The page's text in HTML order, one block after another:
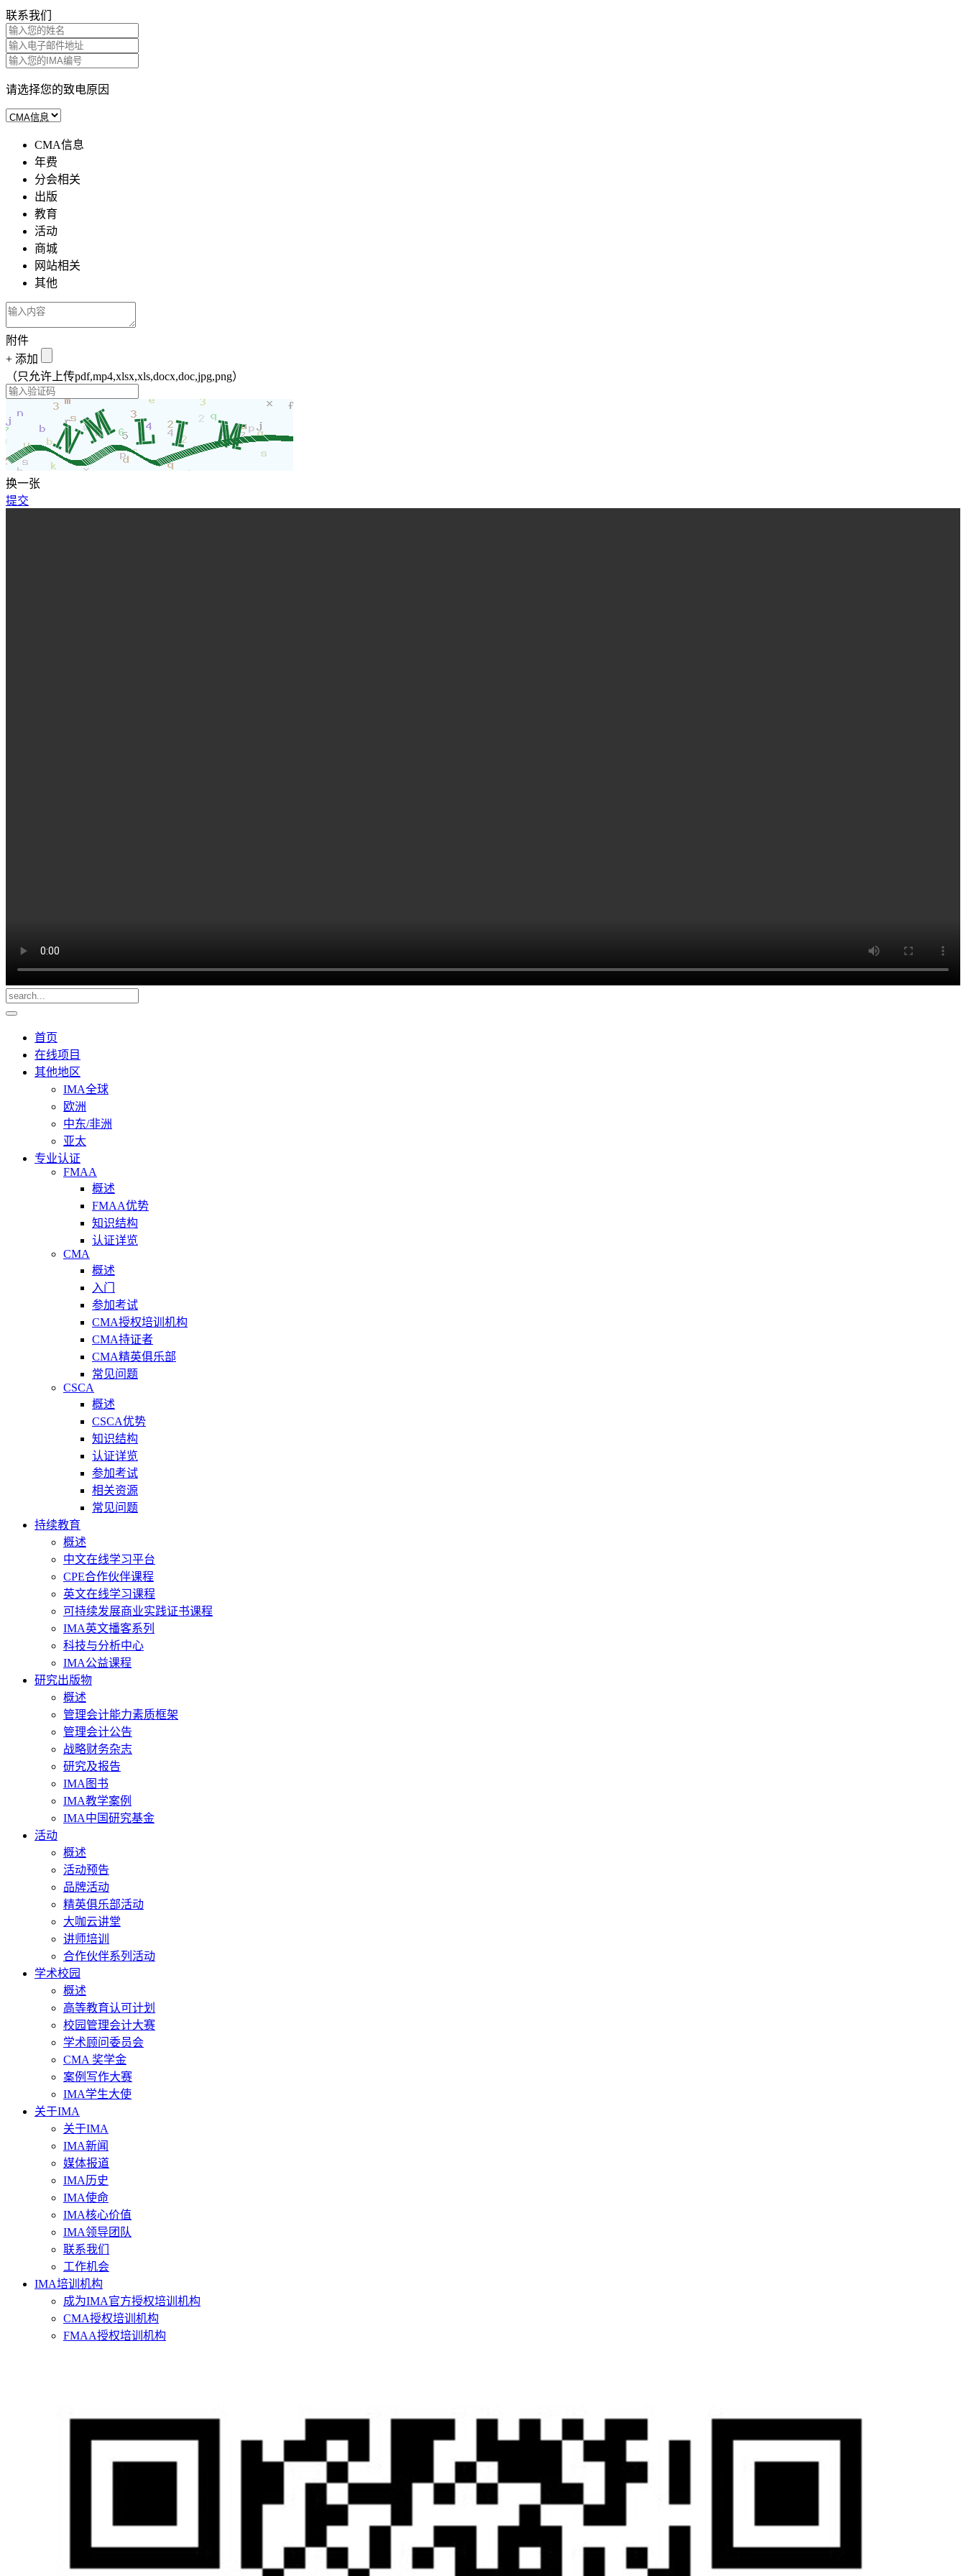
联系我们
请选择您的致电原因
CMA信息
年费
分会相关
出版
教育
活动
商城
网站相关
其他
附件
+ 添加
（只允许上传pdf,mp4,xlsx,xls,docx,doc,jpg,png）
换一张
提交
首页
在线项目
其他地区
IMA全球
欧洲
中东/非洲
亚太
专业认证
FMAA
概述
FMAA优势
知识结构
认证详览
CMA
概述
入门
参加考试
CMA授权培训机构
CMA持证者
CMA精英俱乐部
常见问题
CSCA
概述
CSCA优势
知识结构
认证详览
参加考试
相关资源
常见问题
持续教育
概述
中文在线学习平台
CPE合作伙伴课程
英文在线学习课程
可持续发展商业实践证书课程
IMA英文播客系列
科技与分析中心
IMA公益课程
研究出版物
概述
管理会计能力素质框架
管理会计公告
战略财务杂志
研究及报告
IMA图书
IMA教学案例
IMA中国研究基金
活动
概述
活动预告
品牌活动
精英俱乐部活动
大咖云讲堂
讲师培训
合作伙伴系列活动
学术校园
概述
高等教育认可计划
校园管理会计大赛
学术顾问委员会
CMA 奖学金
案例写作大赛
IMA学生大使
关于IMA
关于IMA
IMA新闻
媒体报道
IMA历史
IMA使命
IMA核心价值
IMA领导团队
联系我们
工作机会
IMA培训机构
成为IMA官方授权培训机构
CMA授权培训机构
FMAA授权培训机构